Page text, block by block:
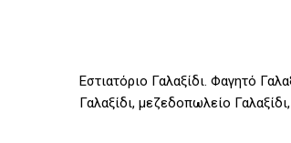
Εστιατόριο Γαλαξίδι. Φαγητό
Γαλαξίδι, μεζεδοπωλείο